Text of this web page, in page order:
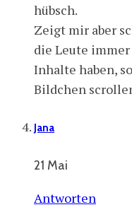
hübsch.
Zeigt mir aber
die Leute
Inhalte haben,
Bildchen
Jana
21 Mai
Antworten